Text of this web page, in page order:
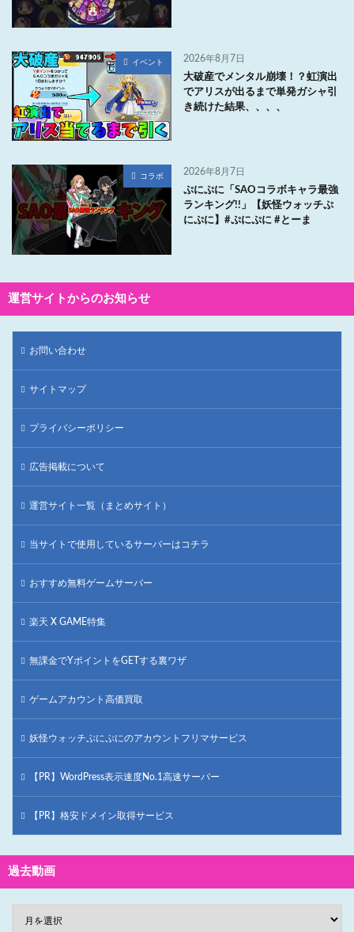
イベント 2026年8月7日
大破産でメンタル崩壊！？虹演出
でアリスが出るまで単発ガシャ引
き続けた結果、、、、
コラボ 2026年8月7日
ぷにぷに「SAOコラボキャラ最強
ランキング!!」【妖怪ウォッチぷ
にぷに】#ぷにぷに #とーま
運営サイトからのお知らせ
お問い合わせ
サイトマップ
プライバシーポリシー
広告掲載について
運営サイト一覧（まとめサイト）
当サイトで使用しているサーバーはコチラ
おすすめ無料ゲームサーバー
楽天 X GAME特集
無課金でYポイントをGETする裏ワザ
ゲームアカウント高価買取
妖怪ウォッチぷにぷにのアカウントフリマサービス
【PR】WordPress表示速度No.1高速サーバー
【PR】格安ドメイン取得サービス
過去動画